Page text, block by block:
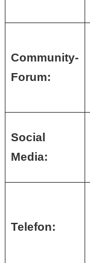
n
u
x
e
a
Community-
Forum:
Social
Media:
Telefon: